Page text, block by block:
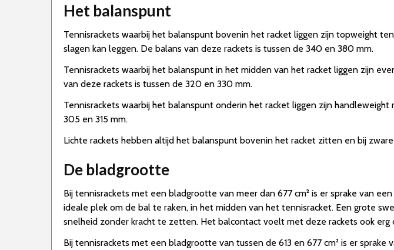
Het balanspunt
Tennisrackets waarbij het balanspunt bovenin het racket liggen zijn topweight
slagen kan leggen. De balans van deze rackets is tussen de 340 en 380 mm.
Tennisrackets waarbij het balanspunt in het midden van het racket liggen zijn
van deze rackets is tussen de 320 en 330 mm.
Tennisrackets waarbij het balanspunt onderin het racket liggen zijn
305 en 315 mm.
Lichte rackets hebben altijd het balanspunt bovenin het racket zitten en bij
De bladgrootte
Bij tennisrackets met een bladgrootte van meer dan 677 cm² is er sprake van
ideale plek om de bal te raken, in het midden van het tennisracket. Een grote
snelheid zonder kracht te zetten. Het balcontact voelt met deze rackets ook erg
Bij tennisrackets met een bladgrootte van tussen de 613 en 677 cm² is er